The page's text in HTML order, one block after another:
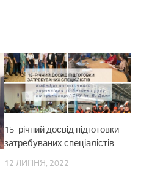
15-річний досвід підготовки
затребуваних спеціалістів
12 ЛИПНЯ, 2022